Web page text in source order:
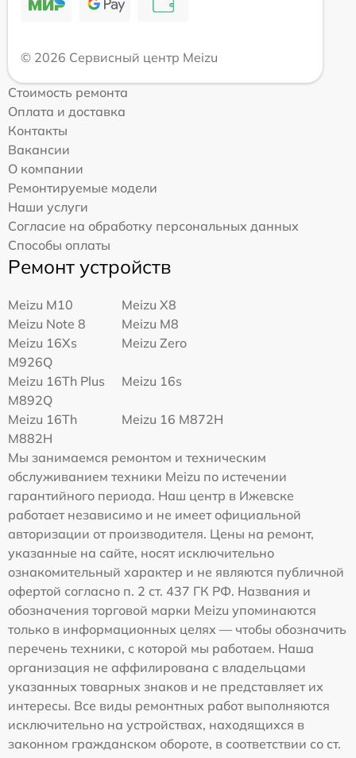
© 2026 Сервисный центр Meizu
Стоимость ремонта
Оплата и доставка
Контакты
Вакансии
О компании
Ремонтируемые модели
Наши услуги
Согласие на обработку персональных данных
Способы оплаты
Ремонт устройств
Meizu M10
Meizu X8
Meizu Note 8
Meizu M8
Meizu 16Xs
M926Q
Meizu Zero
Meizu 16Th Plus
M892Q
Meizu 16s
Meizu 16Th
M882H
Meizu 16 M872H
Мы занимаемся ремонтом и техническим
обслуживанием техники Meizu по истечении
гарантийного периода. Наш центр в Ижевске
работает независимо и не имеет официальной
авторизации от производителя. Цены на ремонт,
указанные на сайте, носят исключительно
ознакомительный характер и не являются публичной
офертой согласно п. 2 ст. 437 ГК РФ. Названия и
обозначения торговой марки Meizu упоминаются
только в информационных целях — чтобы обозначить
перечень техники, с которой мы работаем. Наша
организация не аффилирована с владельцами
указанных товарных знаков и не представляет их
интересы. Все виды ремонтных работ выполняются
исключительно на устройствах, находящихся в
законном гражданском обороте, в соответствии со ст.